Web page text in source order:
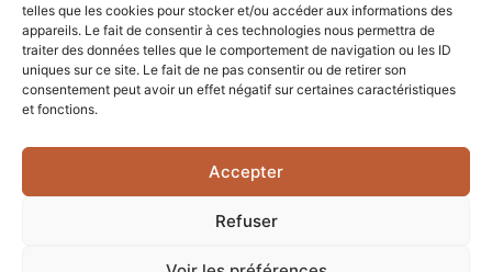
telles que les cookies pour stocker et/ou accéder aux informations des
appareils. Le fait de consentir à ces technologies nous permettra de
traiter des données telles que le comportement de navigation ou les ID
uniques sur ce site. Le fait de ne pas consentir ou de retirer son
consentement peut avoir un effet négatif sur certaines caractéristiques
et fonctions.
Accepter
Refuser
spécialisé dans la prise en charge des affections de l’appareil
© SMR Les Feuillades 2026 | Design Et Réalisation Par Creative